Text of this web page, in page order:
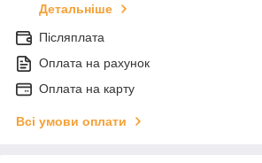
Детальніше
Післяплата
Оплата на рахунок
Оплата на карту
Всі умови оплати